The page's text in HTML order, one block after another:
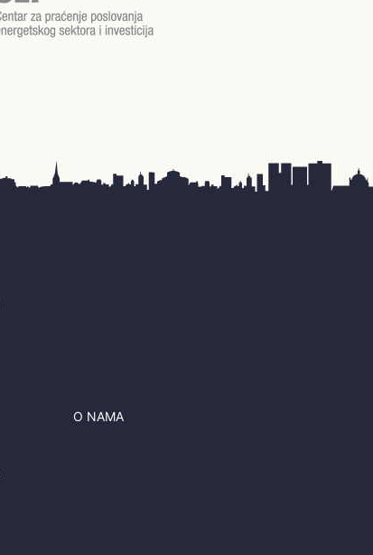
O NAMA